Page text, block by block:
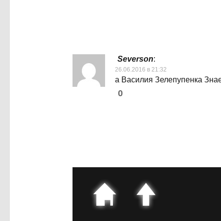
Severson:
26.06.2016 в 21:32
а Василия Зелепупенка
0